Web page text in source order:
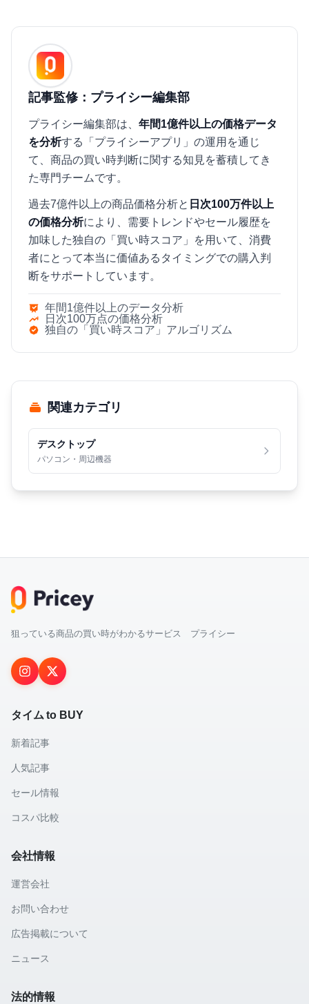
記事監修：プライシー編集部
プライシー編集部は、 年間1億件以上の価格データ
を分析する「プライシーアプリ」の運用を通じ
て、商品の買い時判断に関する知見を蓄積してき
た専門チームです。
過去7億件以上の商品価格分析と 日次100万件以上
の価格分析により、需要トレンドやセール履歴を
加味した独自の「買い時スコア」を用いて、消費
者にとって本当に価値あるタイミングでの購入判
断をサポートしています。
年間1億件以上のデータ分析
日次100万点の価格分析
独自の「買い時スコア」アルゴリズム
関連カテゴリ
デスクトップ
パソコン・周辺機器
狙っている商品の買い時がわかるサービス プライシー
タイム to BUY
新着記事
人気記事
セール情報
コスパ比較
会社情報
運営会社
お問い合わせ
広告掲載について
ニュース
法的情報